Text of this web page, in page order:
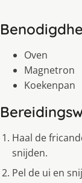
Oven
Magnetron
Koekenpan
Haal de
snijden.
Pel de ui en